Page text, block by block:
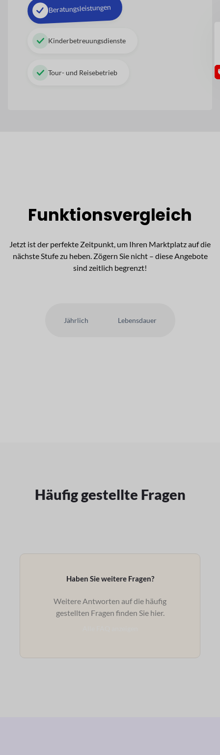
Beratungsleistungen
Kinderbetreuungsdienste
Tour- und Reisebetrieb
Funktionsvergleich
Jetzt ist der perfekte Zeitpunkt, um Ihren Marktplatz auf die
nächste Stufe zu heben. Zögern Sie nicht – diese Angebote
sind zeitlich begrenzt!
Jährlich Lebensdauer
Häufig gestellte Fragen
Haben Sie weitere Fragen?
Weitere Antworten auf die häufig
gestellten Fragen finden Sie hier.